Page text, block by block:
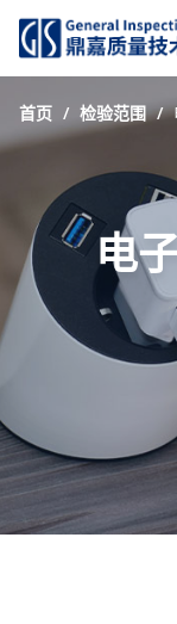
首页 / 检验范围 /
电